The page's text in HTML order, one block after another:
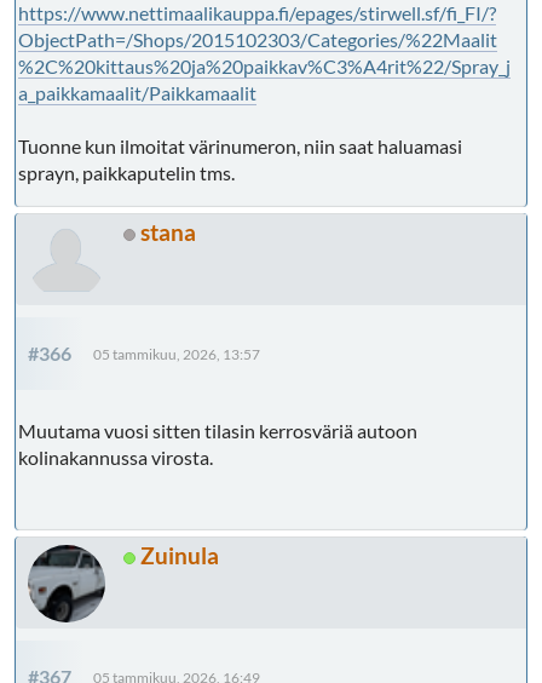
https://www.nettimaalikauppa.fi/epages/stirwell.sf/fi_FI/?
ObjectPath=/Shops/2015102303/Categories/%22Maalit
%2C%20kittaus%20ja%20paikkav%C3%A4rit%22/Spray_j
a_paikkamaalit/Paikkamaalit
Tuonne kun ilmoitat värinumeron, niin saat haluamasi
sprayn, paikkaputelin tms.
stana
#366 05 tammikuu, 2026, 13:57
Muutama vuosi sitten tilasin kerrosväriä autoon
kolinakannussa virosta.
Zuinula
#367 05 tammikuu, 2026, 16:49